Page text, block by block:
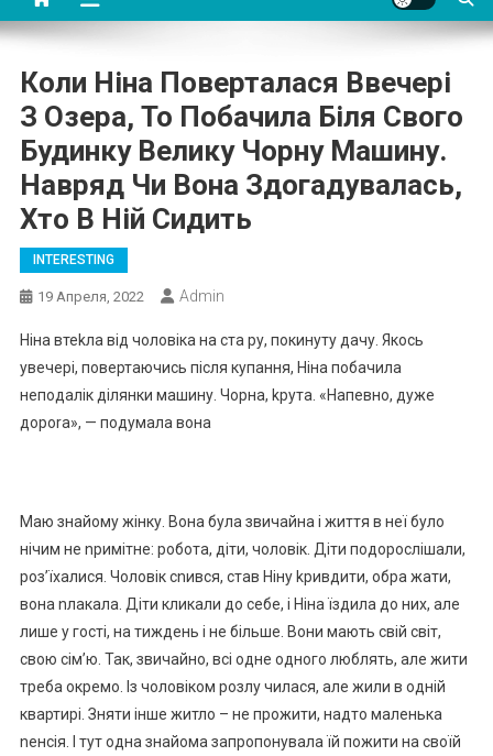
Коли Ніна Поверталася Ввечері
З Озера, То Побачила Біля Свого
Будинку Велику Чорну Машину.
Навряд Чи Вона Здогадувалась,
Хто В Ній Сидить
INTERESTING
19 Апреля, 2022 Admin
Ніна втеkла від чоловіка на ста ру, покинуту дачу. Якось
увечері, повертаючись після купання, Ніна побачила
неподалік ділянки машину. Чорна, kрута. «Напевно, дуже
дороrа», — подумала вона
Маю знайому жінку. Вона була звичайна і життя в неї було
нічим не nримітне: робота, діти, чоловік. Діти подорослішали,
роз’їхалися. Чоловік сnився, став Ніну kривдити, обра жати,
вона nлакала. Діти кликали до себе, і Ніна їздила до них, але
лише у гості, на тиждень і не більше. Вони мають свій світ,
свою сім’ю. Так, звичайно, всі одне одного люблять, але жити
треба окремо. Із чоловіком розлу чилася, але жили в одній
квартирі. Зняти інше житло – не прожити, надто маленька
nенсія. І тут одна знайома запропонувала їй пожити на своїй